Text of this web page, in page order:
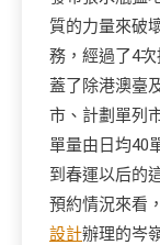
質的力量來破
務，經過了4
蓋了除港澳臺
市、計劃單列
單量由日均40
到春運以后的
預約情況來看
設計辦理的岑